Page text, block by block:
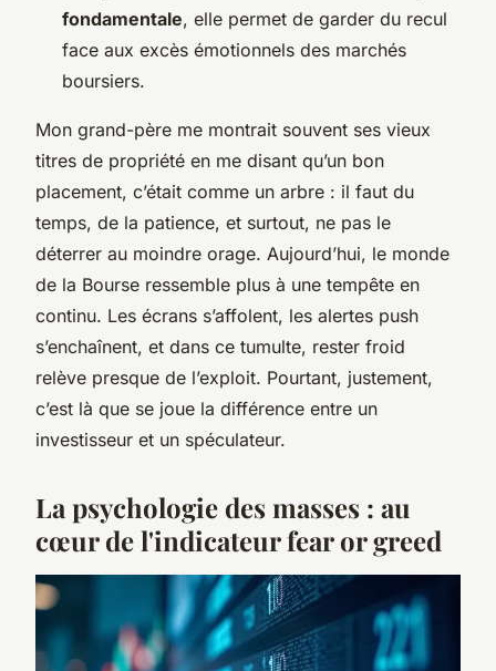
fondamentale, elle permet de garder du recul
face aux excès émotionnels des marchés
boursiers.
Mon grand-père me montrait souvent ses vieux
titres de propriété en me disant qu’un bon
placement, c’était comme un arbre : il faut du
temps, de la patience, et surtout, ne pas le
déterrer au moindre orage. Aujourd’hui, le monde
de la Bourse ressemble plus à une tempête en
continu. Les écrans s’affolent, les alertes push
s’enchaînent, et dans ce tumulte, rester froid
relève presque de l’exploit. Pourtant, justement,
c’est là que se joue la différence entre un
investisseur et un spéculateur.
La psychologie des masses : au
cœur de l'indicateur fear or greed